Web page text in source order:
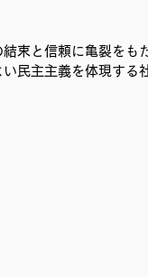
束と信頼に亀裂を
民主主義を体現する